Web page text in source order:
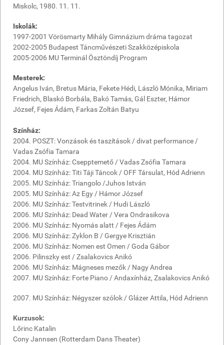
Miskolc, 1980. 11. 11.
Iskolák:
1997-2001 Vörösmarty Mihály Gimnázium dráma tagozat
2002-2005 Budapest Táncművészeti Szakközépiskola
2005-2006 MU Terminál Ösztöndíj Program
Mesterek:
Angelus Iván, Bretus Mária, Fekete Hédi, László Mónika, Miriam
Friedrich, Blaskó Borbála, Bakó Tamás, Gál Eszter, Hámor
József, Fejes Ádám, Farkas Zoltán Batyu
Színház:
2004. POSZT: Vonzások és taszítások / divat performance /
Vadas Zsófia Tamara
2004. MU Színház: Csepptemető / Vadas Zsófia Tamara
2004. MU Színház: Titi Táji Táncok / OFF Társulat, Hód Adrienn
2005. MU Színház: Triangolo /Juhos István
2005. MU Színház: Az Egy / Hámor József
2006. MU Színház: Testvitrinek / Hudi László
2006. MU Színház: Dead Water / Vera Ondrasikova
2006. MU Színház: Nyomás alatt / Fejes Ádám
2006. MU Színház: Zyklon B /Gergye Krisztián
2006. MU Színház: Nomen est Omen / Goda Gábor
2006. Pilinszky est / Zsalakovics Anikó
2006. MU Színház: Mágneses mezők / Nagy Andrea
2007. MU Színház: Forte Piano / Andaxínház, Zsalakovics Anikó
2007. MU Színház: Négyszer szólok / Glázer Attila, Hód Adrienn
Kurzusok:
Lőrinc Katalin
Cony Jannsen (Rotterdam Dans Theater)